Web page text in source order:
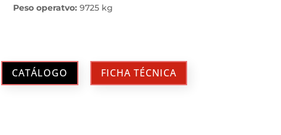
Peso operatvo: 9725 kg
CATÁLOGO FICHA TÉCNICA